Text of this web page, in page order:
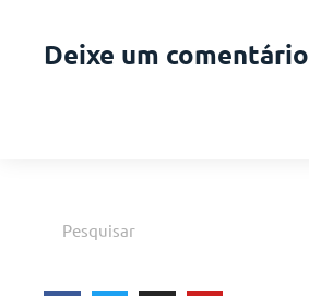
Deixe um comentário